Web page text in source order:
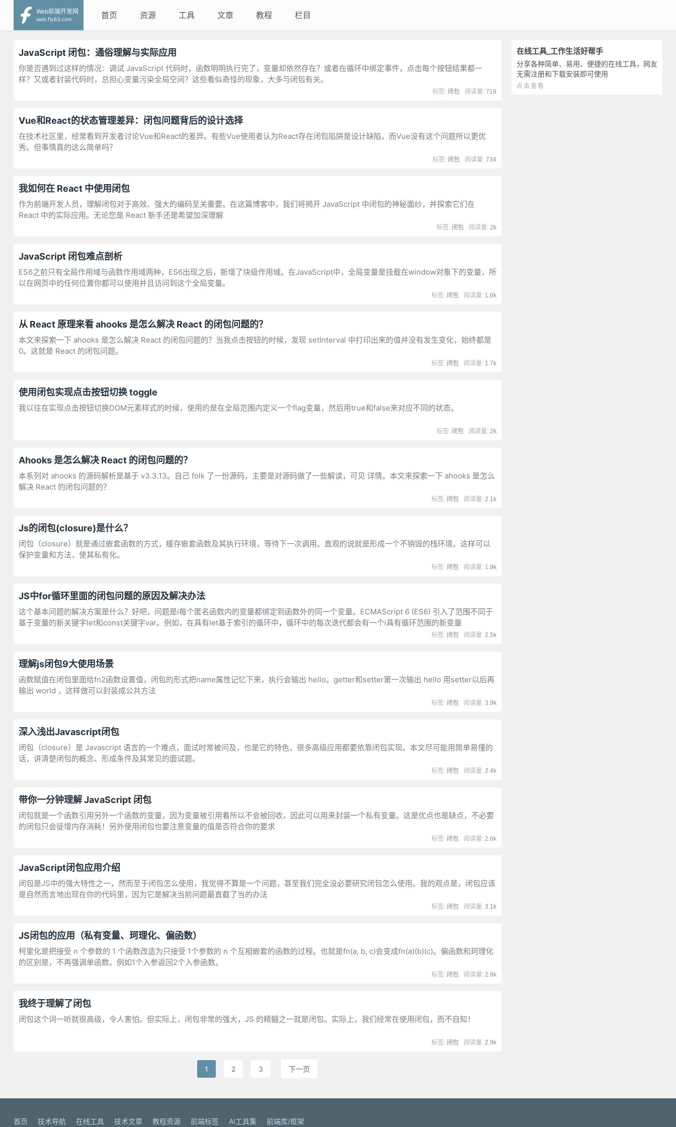
Web前端开发网
web.fly63.com
首页 资源 工具 文章 教程 栏目
在线工具_工作生活好帮手
分享各种简单、易用、便捷的在线工具，网友
无需注册和下载安装即可使用
点击查看
JavaScript 闭包：通俗理解与实际应用
你是否遇到过这样的情况：调试 JavaScript 代码时，函数明明执行完了，变量却依然存在？或者在循环中绑定事件，点击每个按钮结果都一
样？又或者封装代码时，总担心变量污染全局空间？这些看似奇怪的现象，大多与闭包有关。
阅读量:719
标签: 闭包
Vue和React的状态管理差异：闭包问题背后的设计选择
在技术社区里，经常看到开发者讨论Vue和React的差异。有些Vue使用者认为React存在闭包陷阱是设计缺陷，而Vue没有这个问题所以更优
秀。但事情真的这么简单吗？
阅读量:734
标签: 闭包
我如何在 React 中使用闭包
作为前端开发人员，理解闭包对于高效、强大的编码至关重要。在这篇博客中，我们将揭开 JavaScript 中闭包的神秘面纱，并探索它们在
React 中的实际应用。无论您是 React 新手还是希望加深理解
阅读量:2k
标签: 闭包
JavaScript 闭包难点剖析
ES6之前只有全局作用域与函数作用域两种，ES6出现之后，新增了块级作用域。在JavaScript中，全局变量是挂载在window对象下的变量，所
以在网页中的任何位置你都可以使用并且访问到这个全局变量。
阅读量: 1.6k
标签: 闭包
从 React 原理来看 ahooks 是怎么解决 React 的闭包问题的？
本文来探索一下 ahooks 是怎么解决 React 的闭包问题的？当我点击按钮的时候，发现 setInterval 中打印出来的值并没有发生变化，始终都是
0。这就是 React 的闭包问题。
阅读量: 1.7k
标签: 闭包
使用闭包实现点击按钮切换 toggle
我以往在实现点击按钮切换DOM元素样式的时候，使用的是在全局范围内定义一个flag变量，然后用true和false来对应不同的状态。
阅读量:2k
标签: 闭包
Ahooks 是怎么解决 React 的闭包问题的？
本系列对 ahooks 的源码解析是基于 v3.3.13。自己 folk 了一份源码，主要是对源码做了一些解读，可见 详情。本文来探索一下 ahooks 是怎么
解决 React 的闭包问题的？
阅读量:2.1k
标签: 闭包
Js的闭包(closure)是什么？
闭包（closure）就是通过嵌套函数的方式，缓存嵌套函数及其执行环境，等待下一次调用。直观的说就是形成一个不销毁的栈环境。这样可以
保护变量和方法，使其私有化。
阅读量: 1.9k
标签: 闭包
JS中for循环里面的闭包问题的原因及解决办法
这个基本问题的解决方案是什么？好吧，问题是i每个匿名函数内的变量都绑定到函数外的同一个变量。ECMAScript 6 (ES6) 引入了范围不同于
基于变量的新关键字let和const关键字var。例如，在具有let基于索引的循环中，循环中的每次迭代都会有一个i具有循环范围的新变量
阅读量:2.5k
标签: 闭包
理解js闭包9大使用场景
函数赋值在闭包里面给fn2函数设置值，闭包的形式把name属性记忆下来，执行会输出 hello。getter和setter第一次输出 hello 用setter以后再
输出 world ，这样做可以封装成公共方法
阅读量:3.9k
标签: 闭包
深入浅出Javascript闭包
闭包（closure）是 Javascript 语言的一个难点，面试时常被问及，也是它的特色，很多高级应用都要依靠闭包实现。本文尽可能用简单易懂的
话，讲清楚闭包的概念、形成条件及其常见的面试题。
阅读量:2.4k
标签: 闭包
带你一分钟理解 JavaScript 闭包
闭包就是一个函数引用另外一个函数的变量，因为变量被引用着所以不会被回收，因此可以用来封装一个私有变量。这是优点也是缺点，不必要
的闭包只会徒增内存消耗！另外使用闭包也要注意变量的值是否符合你的要求
阅读量:2.6k
标签: 闭包
JavaScript闭包应用介绍
闭包是JS中的强大特性之一，然而至于闭包怎么使用，我觉得不算是一个问题，甚至我们完全没必要研究闭包怎么使用。我的观点是，闭包应该
是自然而言地出现在你的代码里，因为它是解决当前问题最直截了当的办法
阅读量:3.1k
标签: 闭包
JS闭包的应用（私有变量、珂理化、偏函数）
柯里化是把接受 n 个参数的 1 个函数改造为只接受 1个参数的 n 个互相嵌套的函数的过程。也就是fn(a, b, c)会变成fn(a)(b)(c)。偏函数和珂理化
的区别是，不再强调单函数。例如1个入参返回2个入参函数。
阅读量:2.8k
标签: 闭包
我终于理解了闭包
闭包这个词一听就很高级，令人害怕。但实际上，闭包非常的强大，JS 的精髓之一就是闭包。实际上，我们经常在使用闭包，而不自知！
阅读量:2.9k
标签: 闭包
1 2 3 下一页
首页 技术导航 在线工具 技术文章 教程资源 前端标签 AI工具集 前端库/框架